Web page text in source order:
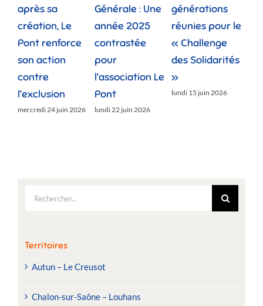
après sa
création, Le
Pont renforce
son action
contre
l’exclusion
mercredi 24 juin 2026
Générale : Une
année 2025
contrastée
pour
l’association Le
Pont
lundi 22 juin 2026
générations
réunies pour le
« Challenge
des Solidarités
»
lundi 15 juin 2026
Rechercher:
Territoires
Autun – Le Creusot
Chalon-sur-Saône – Louhans